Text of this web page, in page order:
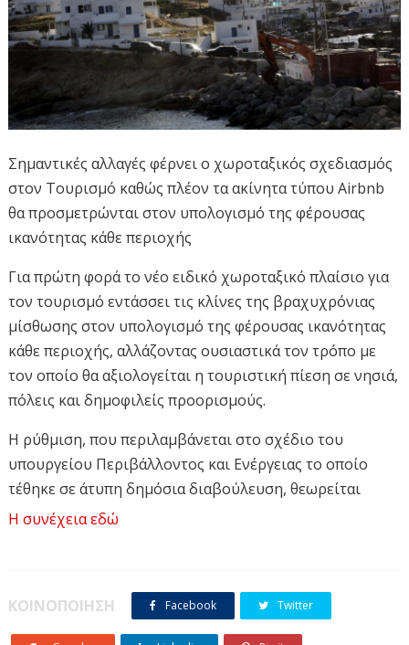
Σημαντικές αλλαγές φέρνει ο χωροταξικός σχεδιασμός
στον Τουρισμό καθώς πλέον τα ακίνητα τύπου Airbnb
θα προσμετρώνται στον υπολογισμό της φέρουσας
ικανότητας κάθε περιοχής
Για πρώτη φορά το νέο ειδικό χωροταξικό πλαίσιο για
τον τουρισμό εντάσσει τις κλίνες της βραχυχρόνιας
μίσθωσης στον υπολογισμό της φέρουσας ικανότητας
κάθε περιοχής, αλλάζοντας ουσιαστικά τον τρόπο με
τον οποίο θα αξιολογείται η τουριστική πίεση σε νησιά,
πόλεις και δημοφιλείς προορισμούς.
Η ρύθμιση, που περιλαμβάνεται στο σχέδιο του
υπουργείου Περιβάλλοντος και Ενέργειας το οποίο
τέθηκε σε άτυπη δημόσια διαβούλευση, θεωρείται
κομβικής σημασίας καθώς έως σήμερα οι κατοικίες
υπολογίζονταν οι ξενοδοχειακές μονάδες.
Η συνέχεια εδώ
ΚΟΙΝΟΠΟΙΗΣΗ Facebook Twitter